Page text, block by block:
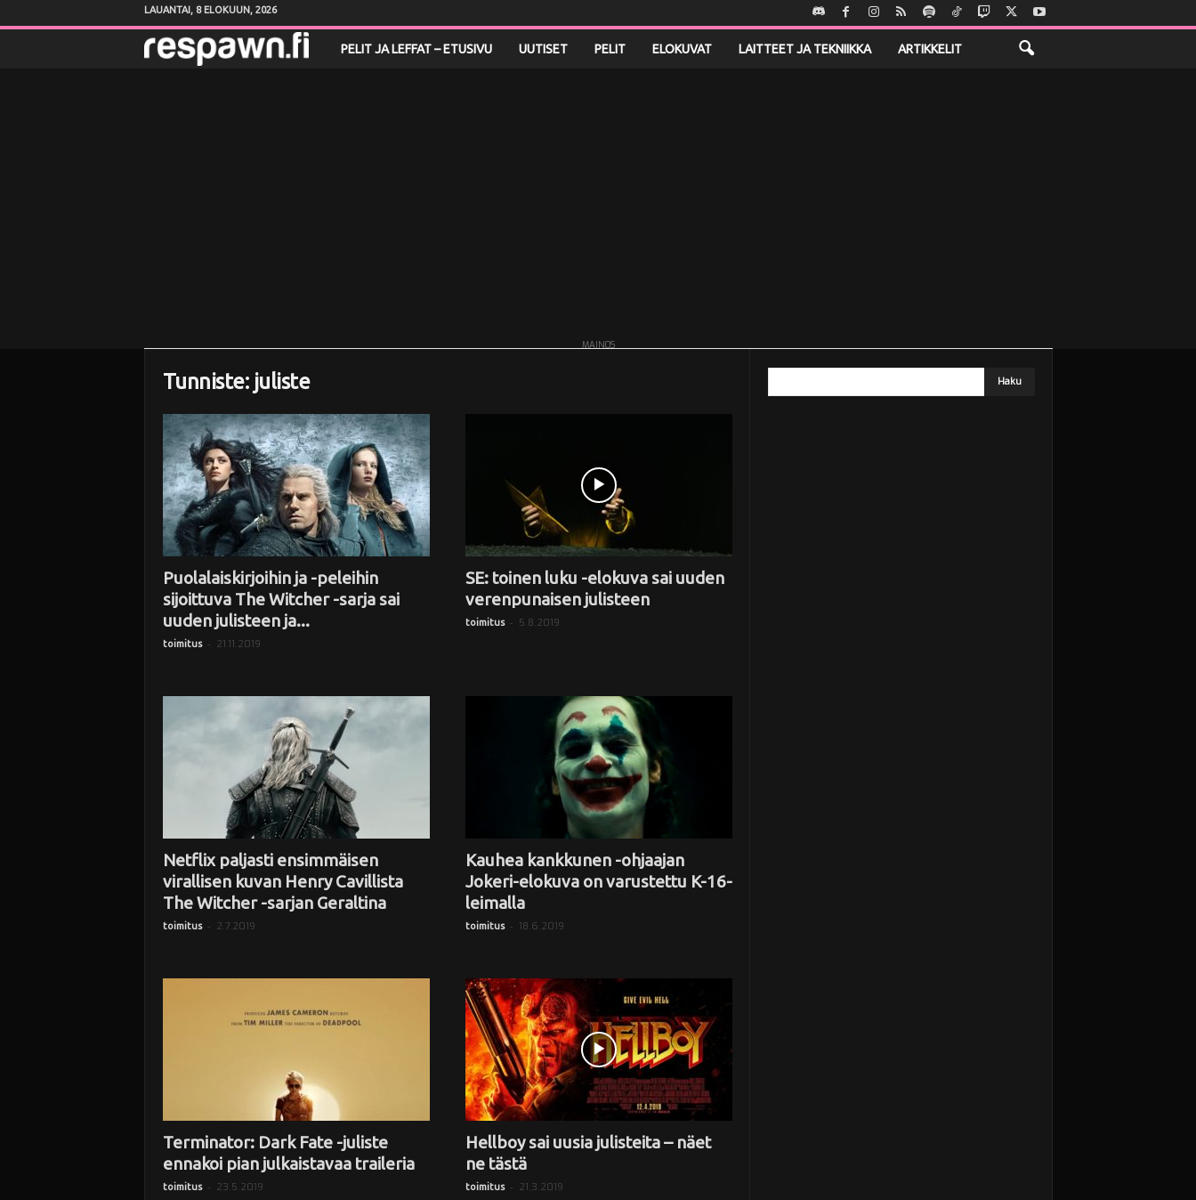
LAUANTAI, 8 ELOKUUN, 2026
PELIT JA LEFFAT – ETUSIVU UUTISET PELIT ELOKUVAT LAITTEET JA TEKNIIKKA ARTIKKELIT
MAINOS
Tunniste: juliste
Puolalaiskirjoihin ja -peleihin
sijoittuva The Witcher -sarja sai
uuden julisteen ja...
toimitus - 21.11.2019
SE: toinen luku -elokuva sai uuden
verenpunaisen julisteen
toimitus - 5.8.2019
Netflix paljasti ensimmäisen
virallisen kuvan Henry Cavillista
The Witcher -sarjan Geraltina
toimitus - 2.7.2019
Kauhea kankkunen -ohjaajan
Jokeri-elokuva on varustettu K-16-
leimalla
toimitus - 18.6.2019
Terminator: Dark Fate -juliste
ennakoi pian julkaistavaa traileria
toimitus - 23.5.2019
Hellboy sai uusia julisteita – näet
ne tästä
toimitus - 21.3.2019